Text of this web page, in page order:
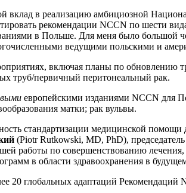
вклад в реализацию амбициозной
рекомендации NCCN по шести
в Польше. Для меня было большой
ведущими польскими и
включая планы по
труб/первичный перитонеальный рак.
европейскими изданиями NCCN для
матки; рак вульвы.
стандартизации медицинской
(Piotr Rutkowski, MD, PhD),
работы по совершенствованию
в области здравоохранения в
20 глобальных адаптаций